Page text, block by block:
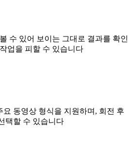
수 있어 보이는 그대로 결과를 확인
업을 피할 수 있습니다
요 동영상 형식을 지원하며, 회전 후
택할 수 있습니다